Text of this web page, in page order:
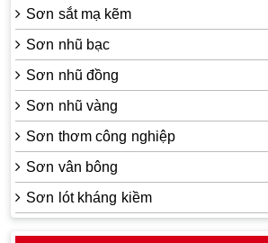
Sơn sắt mạ kẽm
Sơn nhũ bạc
Sơn nhũ đồng
Sơn nhũ vàng
Sơn thơm công nghiệp
Sơn vân bông
Sơn lót kháng kiềm